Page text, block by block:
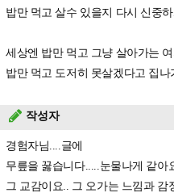
밥만 먹고 살수 있을지 다시 신중
세상엔 밥만 먹고 그냥 살아가는
밥만 먹고 도저히 못살겠다고 집
작성자
경험자님....글에
무릎을 꿇습니다.....눈물나게 같아
그 교감이요.. 그 오가는 느낌과 감